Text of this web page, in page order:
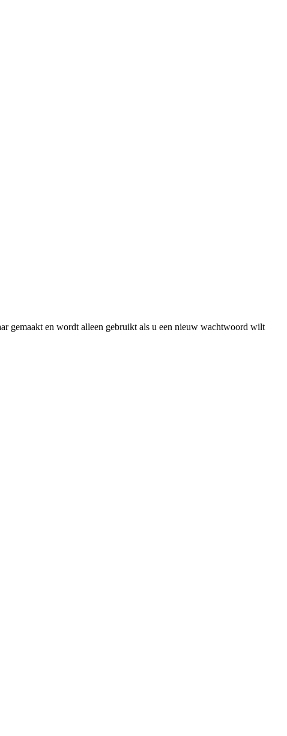
gemaakt en wordt alleen gebruikt als u een nieuw wachtwoord wilt